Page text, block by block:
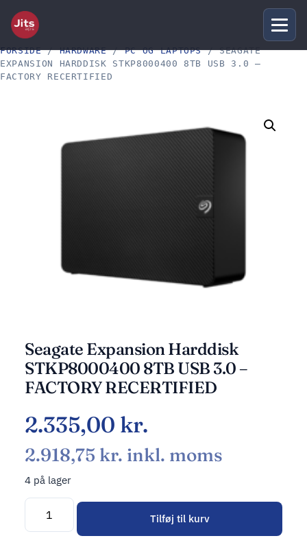
FORSIDE/HARDWARE/PC OG LAPTOPS/ SEAGATE
EXPANSION HARDDISK STKP8000400 8TB USB 3.0 –
FACTORY RECERTIFIED
Seagate Expansion Harddisk
STKP8000400 8TB USB 3.0 –
FACTORY RECERTIFIED
2.335,00 kr.
2.918,75 kr. inkl. moms
4 på lager
Tilføj til kurv
Alternative: